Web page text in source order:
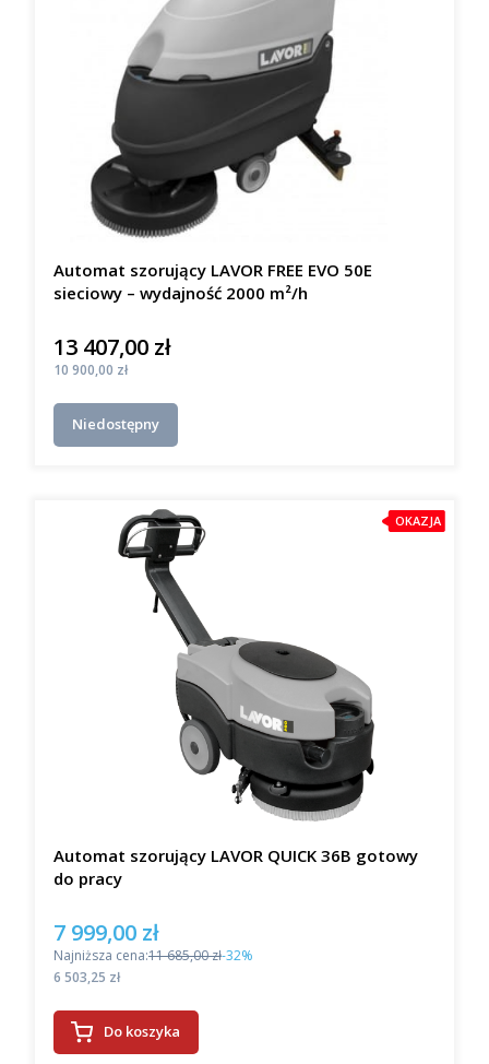
Automat szorujący LAVOR FREE EVO 50E
sieciowy – wydajność 2000 m²/h
Cena
13 407,00 zł
Cena
10 900,00 zł
Niedostępny
OKAZJA
Automat szorujący LAVOR QUICK 36B gotowy
do pracy
Cena promocyjna
7 999,00 zł
Najniższa cena:11 685,00 zł-32%
Cena
6 503,25 zł
Do koszyka